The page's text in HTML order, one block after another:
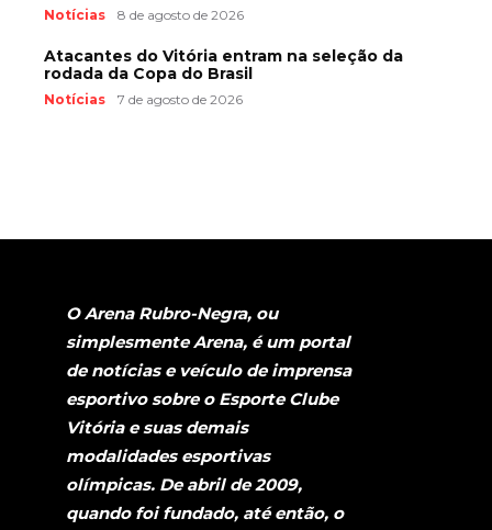
Notícias 8 de agosto de 2026
Atacantes do Vitória entram na seleção da
rodada da Copa do Brasil
Notícias 7 de agosto de 2026
O Arena Rubro-Negra, ou
simplesmente Arena, é um portal
de notícias e veículo de imprensa
esportivo sobre o Esporte Clube
Vitória e suas demais
modalidades esportivas
olímpicas. De abril de 2009,
quando foi fundado, até então, o